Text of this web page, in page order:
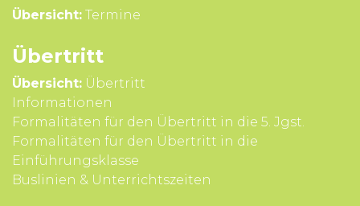
Übersicht: Termine
Übertritt
Übersicht: Übertritt
Infor­mationen
Formali­täten für den Über­tritt in die 5. Jgst.
Formali­täten für den Über­tritt in die
Einführungsklasse
Buslinien & Unterrichts­zeiten